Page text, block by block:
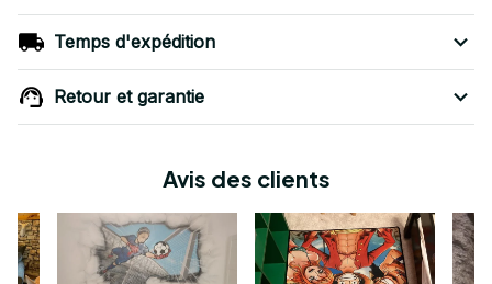
Temps d'expédition
Retour et garantie
Avis des clients